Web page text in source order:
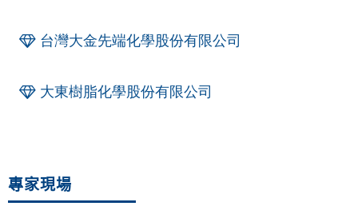
台灣大金先端化學股份有限公司
大東樹脂化學股份有限公司
專家現場